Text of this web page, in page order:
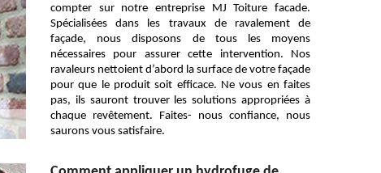
compter sur notre entreprise MJ Toiture facade.
Spécialisées dans les travaux de ravalement de
façade, nous disposons de tous les moyens
nécessaires pour assurer cette intervention. Nos
ravaleurs nettoient d’abord la surface de votre façade
pour que le produit soit efficace. Ne vous en faites
pas, ils sauront trouver les solutions appropriées à
chaque revêtement. Faites- nous confiance, nous
saurons vous satisfaire.